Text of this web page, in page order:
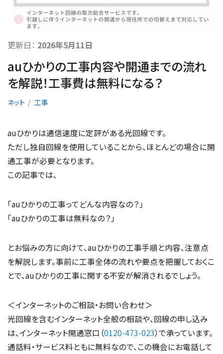
更新日： 2026年5月11日
auひかりの工事内容や開通までの流れ
を解説！工事費は無料になる？
ネット 工事
auひかりは通信速度に定評がある光回線です。
ただし独自回線を使用していることから、ほとんどの場合に開
通工事が必要となります。
この記事では、
「auひかりの工事ってどんな内容なの？」
「auひかりの工事は無料なの？」
とお悩みの方に向けて、auひかりの工事手順と内容、注意点
を解説します。事前に工事全体の流れや要点を把握しておくこ
とで、auひかりの工事に関する不安が解消されるでしょう。
＜インターネットのご相談・お問い合わせ＞
光回線を含むインターネット全般の相談や、回線の申し込み
は、インターネット開通窓口（0120-473-023）で承っています。
通話料・サービス料ともに無料なので、この機会にお電話して